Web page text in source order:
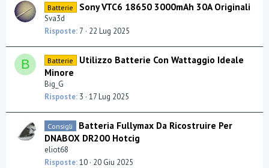
Batterie Sony VTC6 18650 3000mAh 30A Originali
Sva3d
Risposte 7 22 Lug 2025
B Batterie
Utilizzo Batterie Con Wattaggio Ideale
Minore
Big_G
Risposte 3 17 Lug 2025
Consigli
Batteria Fullymax Da Ricostruire Per
DNABOX DR200 Hotcig
eliot68
Risposte 10 20 Giu 2025